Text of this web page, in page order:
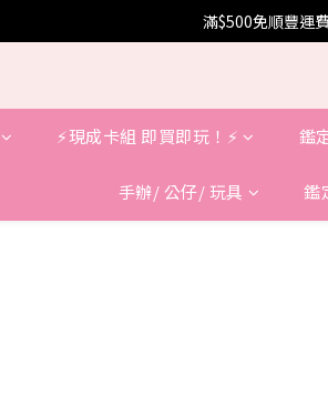
滿$500免順豐運
⚡️現成卡組 即買即玩！⚡️ 鑑
手辦/ 公仔/ 玩具 鑑